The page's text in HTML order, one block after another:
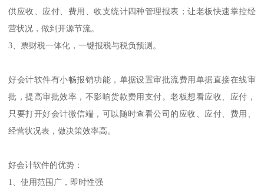
供应收、应付、费用、收支统计四种管理报表；让老板快速掌控经
营状况，做到开源节流。
3、票财税一体化，一键报税与税负预测。